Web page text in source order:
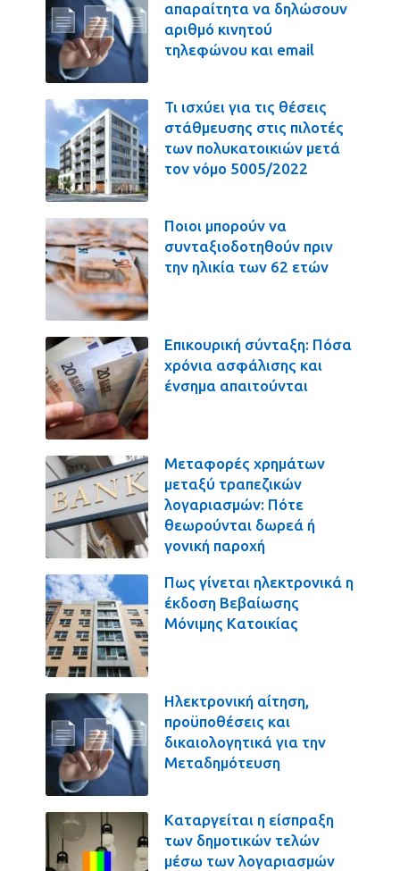
απαραίτητα να δηλώσουν
αριθμό κινητού
τηλεφώνου και email
Τι ισχύει για τις θέσεις
στάθμευσης στις πιλοτές
των πολυκατοικιών μετά
τον νόμο 5005/2022
Ποιοι μπορούν να
συνταξιοδοτηθούν πριν
την ηλικία των 62 ετών
Επικουρική σύνταξη: Πόσα
χρόνια ασφάλισης και
ένσημα απαιτούνται
Μεταφορές χρημάτων
μεταξύ τραπεζικών
λογαριασμών: Πότε
θεωρούνται δωρεά ή
γονική παροχή
Πως γίνεται ηλεκτρονικά η
έκδοση Βεβαίωσης
Μόνιμης Κατοικίας
Ηλεκτρονική αίτηση,
προϋποθέσεις και
δικαιολογητικά για την
Μεταδημότευση
Καταργείται η είσπραξη
των δημοτικών τελών
μέσω των λογαριασμών